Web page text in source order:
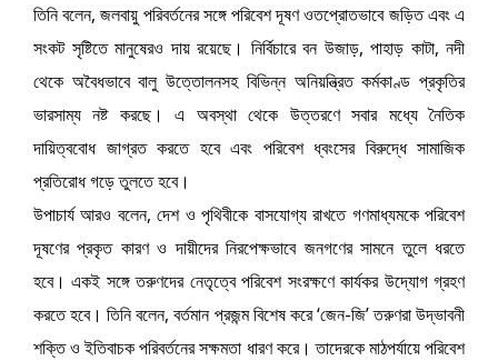
তিনি বলেন, জলবায়ু পরিবর্তনের সঙ্গে পরিবেশ দূষণ ওতপ্রোতভাবে জড়িত এবং এ
সংকট সৃষ্টিতে মানুষেরও দায় রয়েছে। নির্বিচারে বন উজাড়, পাহাড় কাটা, নদী
থেকে অবৈধভাবে বালু উত্তোলনসহ বিভিন্ন অনিয়ন্ত্রিত কর্মকাণ্ড প্রকৃতির
ভারসাম্য নষ্ট করছে। এ অবস্থা থেকে উত্তরণে সবার মধ্যে নৈতিক
দায়িত্ববোধ জাগ্রত করতে হবে এবং পরিবেশ ধ্বংসের বিরুদ্ধে সামাজিক
প্রতিরোধ গড়ে তুলতে হবে।
উপাচার্য আরও বলেন, দেশ ও পৃথিবীকে বাসযোগ্য রাখতে গণমাধ্যমকে পরিবেশ
দূষণের প্রকৃত কারণ ও দায়ীদের নিরপেক্ষভাবে জনগণের সামনে তুলে ধরতে
হবে। একই সঙ্গে তরুণদের নেতৃত্বে পরিবেশ সংরক্ষণে কার্যকর উদ্যোগ গ্রহণ
করতে হবে। তিনি বলেন, বর্তমান প্রজন্ম বিশেষ করে ‘জেন-জি’ তরুণরা উদ্ভাবনী
শক্তি ও ইতিবাচক পরিবর্তনের সক্ষমতা ধারণ করে। তাদেরকে মাঠপর্যায়ে পরিবেশ